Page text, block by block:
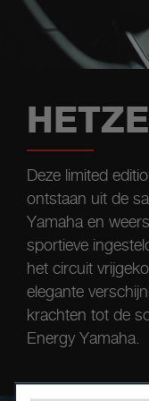
blauwe
en Vinales.
Deze limited
ontstaan uit de
Yamaha en
sportieve
het circuit
elegante
krachten tot de
Energy Yamaha.